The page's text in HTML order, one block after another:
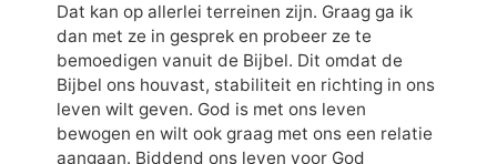
Dat kan op allerlei terreinen zijn. Graag ga ik
dan met ze in gesprek en probeer ze te
bemoedigen vanuit de Bijbel. Dit omdat de
Bijbel ons houvast, stabiliteit en richting in ons
leven wilt geven. God is met ons leven
bewogen en wilt ook graag met ons een relatie
aangaan. Biddend ons leven voor God